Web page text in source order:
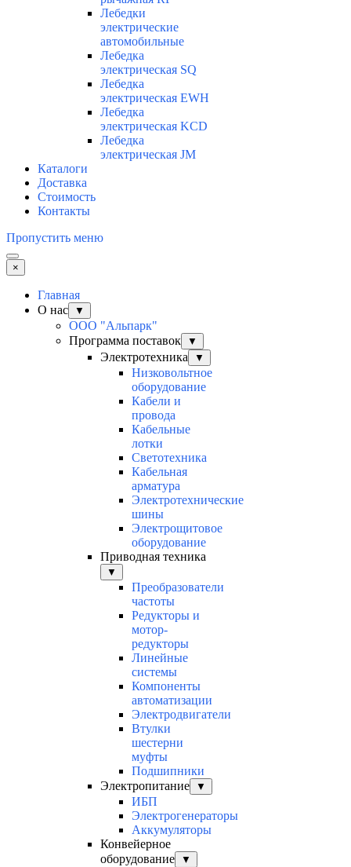
Лебедки
электрические
автомобильные
Лебедка
электрическая SQ
Лебедка
электрическая EWH
Лебедка
электрическая KCD
Лебедка
электрическая JM
Каталоги
Доставка
Стоимость
Контакты
Пропустить меню
×
Главная
О нас
▼
ООО "Альпарк"
Программа поставок
▼
Электротехника ▼
Низковольтное
оборудование
Кабели и
провода
Кабельные
лотки
Светотехника
Кабельная
арматура
Электротехнические
шины
Электрощитовое
оборудование
Приводная техника
▼
Преобразователи
частоты
Редукторы и
мотор-
редукторы
Линейные
системы
Компоненты
автоматизации
Электродвигатели
Втулки
шестерни
муфты
Подшипники
Электропитание
▼
ИБП
Электрогенераторы
Аккумуляторы
Конвейерное
оборудование
▼